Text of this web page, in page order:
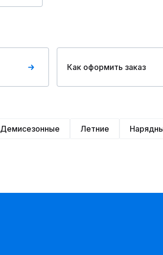
Как оформить заказ
Демисезонные Летние